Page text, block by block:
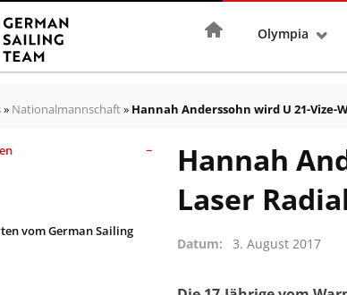
StartseiteOlympia
» Nationalmannschaft» Hannah Anderssohn wird U 21-
vom German Sailing
Hannah
Laser
Datum 3. August 2017